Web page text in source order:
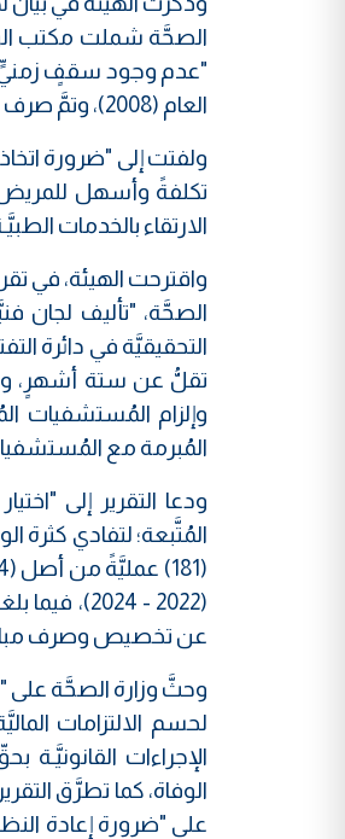
الصحَّة شملت مكتب
"عدم وجود سقفٍ زمنيٍّ
العام (2008)، وتمَّ صرف مبالغ طائلةٍ عليه".
ولفتت إلى "ضرورة
تكلفةً وأسهل للمريض
الارتقاء بالخدمات
واقترحت الهيئة، في
الصحَّة، "تأليف لجان
التحقيقيَّة في دائرة
تقلُّ عن ستة أشهرٍ،
وإلزام المُستشفيات
المُبرمة مع
ودعا التقرير إلى
عن تخصيص وصرف مبالغ
وحثَّ وزارة الصحَّة على
لحسم الالتزامات
الإجراءات
الوفاة، كما تطرَّق
على "ضرورة إعادة